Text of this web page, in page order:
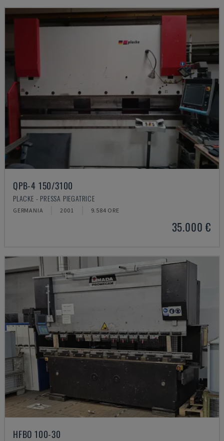
QPB-4 150/3100
PLACKE - PRESSA PIEGATRICE
GERMANIA 2001 9.584 ORE
35.000 €
HFBO 100-30